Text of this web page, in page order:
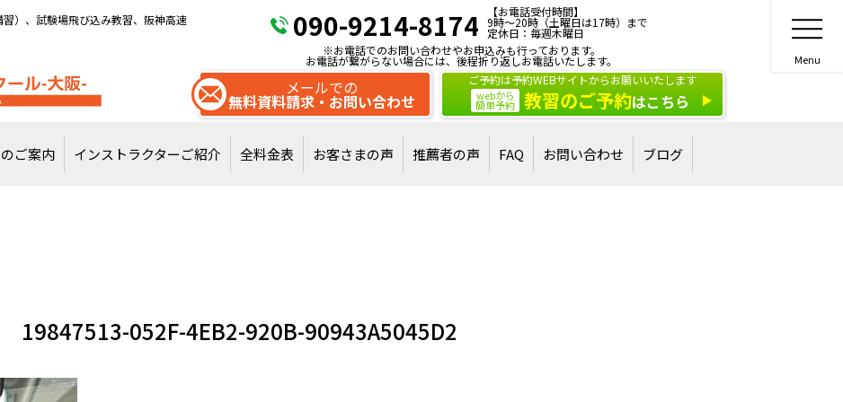
）、試験場飛び込み教習、阪神高速
090-9214-8174 【お電話受付時間】
9時～20時（土曜日は17時）まで
定休日：毎週木曜日
※お電話でのお問い合わせやお申込みも行っております。
お電話が繋がらない場合には、後程折り返しお電話いたします。
メールでの
無料資料請求・お問い合わせ
ご予約は予約WEBサイトからお願いいたします
webから
簡単予約 教習のご予約はこちら
ご案内 インストラクターご紹介 全料金表 お客さまの声 推薦者の声 FAQ お問い合わせ ブログ
19847513-052F-4EB2-920B-90943A5045D2